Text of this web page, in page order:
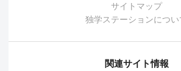
サイトマップ
独学ステーションについ
関連サイト情報